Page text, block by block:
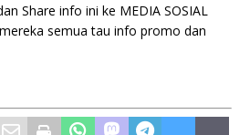
Share info ini ke MEDIA SOSIAL
semua tau info promo dan